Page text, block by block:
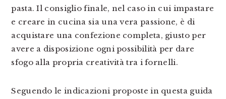
pasta. Il consiglio finale, nel caso in cui impastare
e creare in cucina sia una vera passione, è di
acquistare una confezione completa, giusto per
avere a disposizione ogni possibilità per dare
sfogo alla propria creatività tra i fornelli.
Seguendo le indicazioni proposte in questa guida